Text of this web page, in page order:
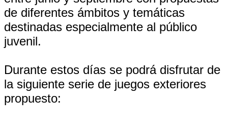
de diferentes ámbitos y temáticas
destinadas especialmente al público
juvenil.
Durante estos días se podrá disfrutar de
la siguiente serie de juegos exteriores
propuesto: